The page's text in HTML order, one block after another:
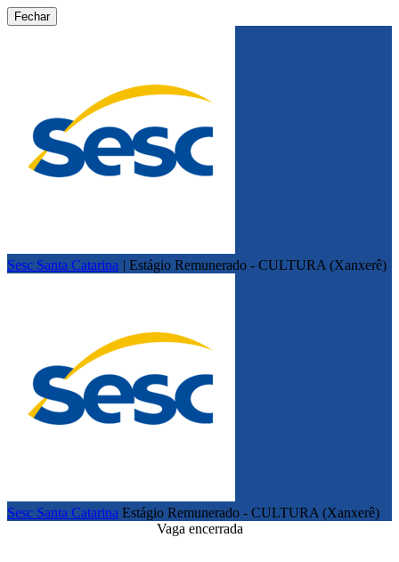
Fechar
Sesc Santa Catarina | Estágio Remunerado - CULTURA (Xanxerê)
Sesc Santa Catarina Estágio Remunerado - CULTURA (Xanxerê)
Vaga encerrada